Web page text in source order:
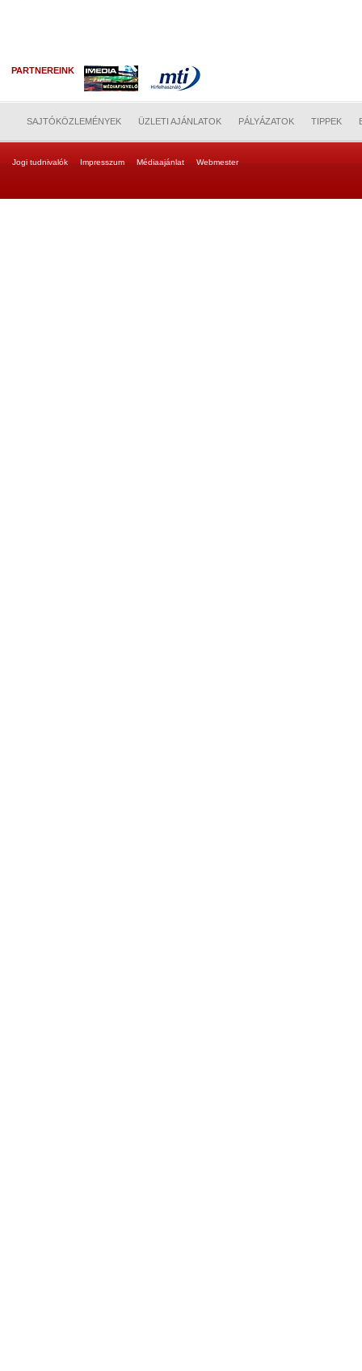
PARTNEREINK
SAJTÓKÖZLEMÉNYEK ÜZLETI AJÁNLATOK PÁLYÁZATOK TIPPEK
Jogi tudnivalók Impresszum Médiaajánlat Webmester